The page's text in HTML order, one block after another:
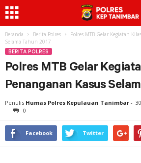
Beranda Berita Polres
Polres MTB Gelar Kegiatan
Selama Tahun 2017
BERITA POLRES
Polres MTB Gelar
Penanganan Kasus
Penulis Humas Polres Kepulauan Tanimbar -
0
Facebook Twitter